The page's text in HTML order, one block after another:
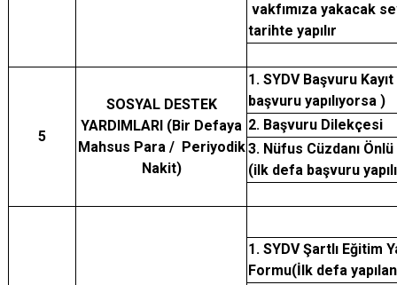
vakfımıza yakacak
tarihte yapılır
5
SOSYAL DESTEK
YARDIMLARI (Bir Defaya
Mahsus Para / Periyodik
Nakit)
1. SYDV Başvuru
başvuru yapılıyorsa )
2. Başvuru Dilekçesi
3. Nüfus Cüzdanı
(ilk defa başvuru
1. SYDV Şartlı Eğitim
Formu(İlk defa